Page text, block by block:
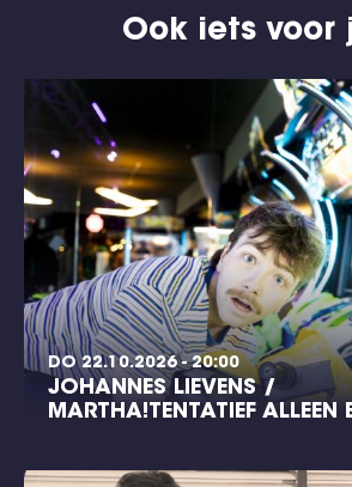
Ook iets voor
DO 22.10.2026 - 20:00
JOHANNES LIEVENS /
MARTHA!TENTATIEF ALLEEN